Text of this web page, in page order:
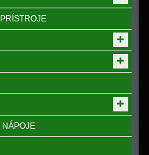
NÁPOJE